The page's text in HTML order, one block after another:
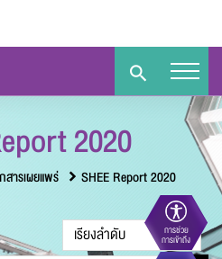
าดตัวอักษร การช่วย
การเข้าถึง
2020
สารเผยแพร่ SHEE Report 2020